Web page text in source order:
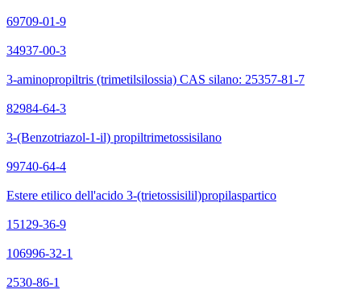
69709-01-9
34937-00-3
3-aminopropiltris (trimetilsilossia) CAS silano: 25357-81-7
82984-64-3
3-(Benzotriazol-1-il) propiltrimetossisilano
99740-64-4
Estere etilico dell'acido 3-(trietossisilil)propilaspartico
15129-36-9
106996-32-1
2530-86-1